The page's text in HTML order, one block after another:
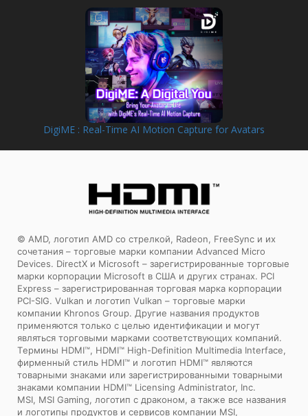
DigiME : Real-Time AI Motion Capture for Avatars
© AMD, логотип AMD со стрелкой, Radeon, FreeSync и их
сочетания – торговые марки компании Advanced Micro
Devices. DirectX и Microsoft – зарегистрированные торговые
марки корпорации Microsoft в США и других странах. PCI
Express – зарегистрированная торговая марка корпорации
PCI-SIG. Vulkan и логотип Vulkan – торговые марки
компании Khronos Group. Другие названия продуктов
применяются только с целью идентификации и могут
являться торговыми марками соответствующих компаний.
Tермины HDMI™, HDMI™ High-Definition Multimedia Interface,
фирменный стиль HDMI™ и логотип HDMI™ являются
товарными знаками или зарегистрированными товарными
знаками компании HDMI™ Licensing Administrator, Inc.
MSI, MSI Gaming, логотип с драконом, а также все названия
и логотипы продуктов и сервисов компании MSI,